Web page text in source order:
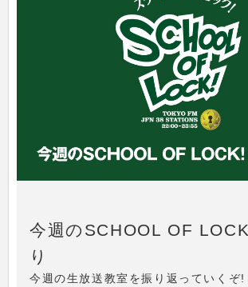
今週のSCHOOL OF
り
今週の生放送教室を振り返っていく